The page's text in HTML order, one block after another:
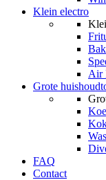
Klein electro
Air
Grote
FAQ
Contact